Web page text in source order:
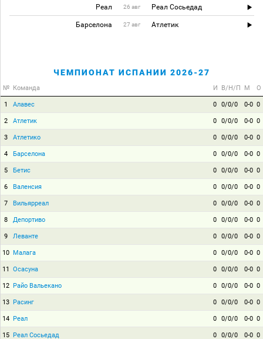
Реал 26 авг Реал Сосьедад
Барселона 27 авг Атлетик
ЧЕМПИОНАТ ИСПАНИИ 2026-27
№ Команда И В/Н/П М О
1 Алавес 0 0/0/0 0-0 0
2 Атлетик 0 0/0/0 0-0 0
3 Атлетико 0 0/0/0 0-0 0
4 Барселона 0 0/0/0 0-0 0
5 Бетис 0 0/0/0 0-0 0
6 Валенсия 0 0/0/0 0-0 0
7 Вильярреал 0 0/0/0 0-0 0
8 Депортиво 0 0/0/0 0-0 0
9 Леванте 0 0/0/0 0-0 0
10 Малага 0 0/0/0 0-0 0
11 Осасуна 0 0/0/0 0-0 0
12 Райо Вальекано 0 0/0/0 0-0 0
13 Расинг 0 0/0/0 0-0 0
14 Реал 0 0/0/0 0-0 0
15 Реал Сосьедад 0 0/0/0 0-0 0